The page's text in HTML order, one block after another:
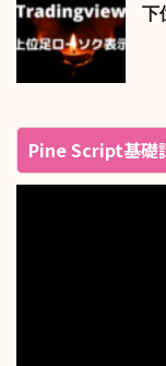
下
Pine Script基礎